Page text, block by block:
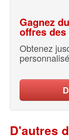
Gagnez
offres
Obtenez
D'autres